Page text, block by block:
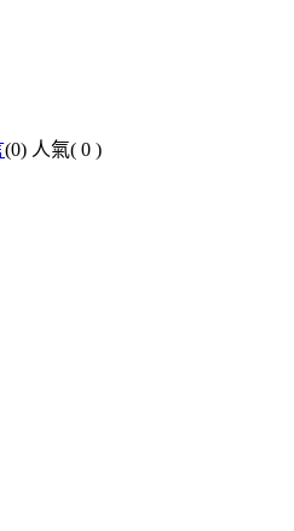
(0) 人氣( 0 )